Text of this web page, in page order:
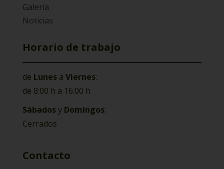
Galería
Noticias
Horario de trabajo
de Lunesa Viernes:
de 8:00 h a 16:00 h
Sábadosy Domingos:
Cerrados
Contacto